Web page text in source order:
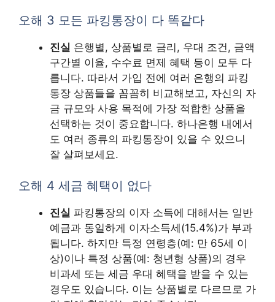
오해 3 모든 파킹통장이 다 똑같다
진실 은행별, 상품별로 금리, 우대 조건, 금액
구간별 이율, 수수료 면제 혜택 등이 모두 다
릅니다. 따라서 가입 전에 여러 은행의 파킹
통장 상품들을 꼼꼼히 비교해보고, 자신의 자
금 규모와 사용 목적에 가장 적합한 상품을
선택하는 것이 중요합니다. 하나은행 내에서
도 여러 종류의 파킹통장이 있을 수 있으니
잘 살펴보세요.
오해 4 세금 혜택이 없다
진실 파킹통장의 이자 소득에 대해서는 일반
예금과 동일하게 이자소득세(15.4%)가 부과
됩니다. 하지만 특정 연령층(예: 만 65세 이
상)이나 특정 상품(예: 청년형 상품)의 경우
비과세 또는 세금 우대 혜택을 받을 수 있는
경우도 있습니다. 이는 상품별로 다르므로 가